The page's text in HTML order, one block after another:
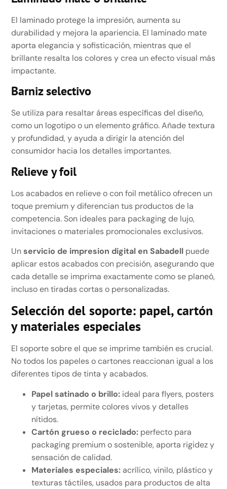
El laminado protege la impresión, aumenta su
durabilidad y mejora la apariencia. El laminado mate
aporta elegancia y sofisticación, mientras que el
brillante resalta los colores y crea un efecto visual más
impactante.
Barniz selectivo
Se utiliza para resaltar áreas específicas del diseño,
como un logotipo o un elemento gráfico. Añade textura
y profundidad, y ayuda a dirigir la atención del
consumidor hacia los detalles importantes.
Relieve y foil
Los acabados en relieve o con foil metálico ofrecen un
toque premium y diferencian tus productos de la
competencia. Son ideales para packaging de lujo,
invitaciones o materiales promocionales exclusivos.
Unservicio de impresion digital en Sabadell puede
aplicar estos acabados con precisión, asegurando que
cada detalle se imprima exactamente como se planeó,
incluso en tiradas cortas o personalizadas.
Selección del soporte: papel, cartón
y materiales especiales
El soporte sobre el que se imprime también es crucial.
No todos los papeles o cartones reaccionan igual a los
diferentes tipos de tinta y acabados.
Papel satinado o brillo: ideal para flyers, posters
y tarjetas, permite colores vivos y detalles
nítidos.
Cartón grueso o reciclado: perfecto para
packaging premium o sostenible, aporta rigidez y
sensación de calidad.
Materiales especiales:acrílico, vinilo, plástico y
texturas táctiles, usados para productos de alta